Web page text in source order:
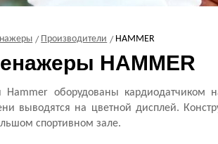
Производители HAMMER
HAMMER
Hammer оборудованы кардиодатчиком
выводятся на цветной дисплей.
спортивном зале.